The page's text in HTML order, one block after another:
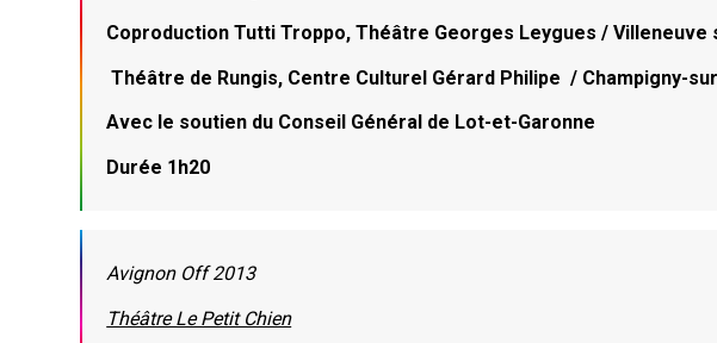
Coproduction Tutti Troppo, Théâtre Georges Leygues / Villeneuve
Théâtre de Rungis, Centre Culturel Gérard Philipe / Champigny-
Avec le soutien du Conseil Général de Lot-et-Garonne
Durée 1h20
Avignon Off 2013
Théâtre Le Petit Chien